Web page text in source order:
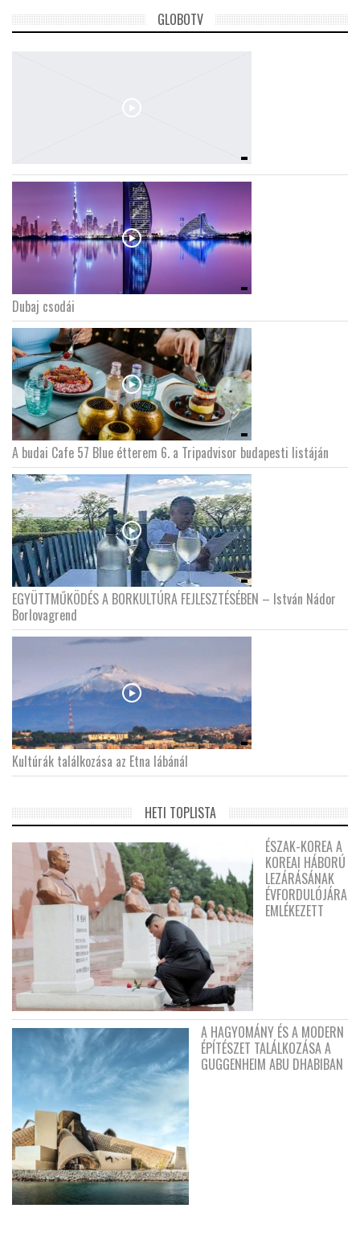
GLOBOTV
Dubaj csodái
A budai Cafe 57 Blue étterem 6. a Tripadvisor budapesti listáján
EGYÜTTMŰKÖDÉS A BORKULTÚRA FEJLESZTÉSÉBEN – István Nádor
Borlovagrend
Kultúrák találkozása az Etna lábánál
HETI TOPLISTA
ÉSZAK-KOREA A
KOREAI HÁBORÚ
LEZÁRÁSÁNAK
ÉVFORDULÓJÁRA
EMLÉKEZETT
A HAGYOMÁNY ÉS A MODERN
ÉPÍTÉSZET TALÁLKOZÁSA A
GUGGENHEIM ABU DHABIBAN